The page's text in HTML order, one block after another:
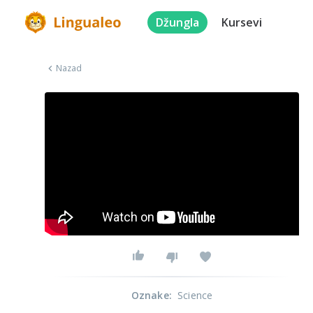
Džungla Kursevi
Nazad
Oznake: Science